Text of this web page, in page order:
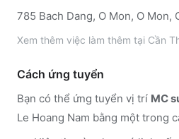
785 Bach Dang, O Mon, O Mon,
Xem thêm việc làm thêm tại Cần
Cách ứng tuyển
Bạn có thể ứng tuyển vị trí MC
Le Hoang Nam bằng một trong